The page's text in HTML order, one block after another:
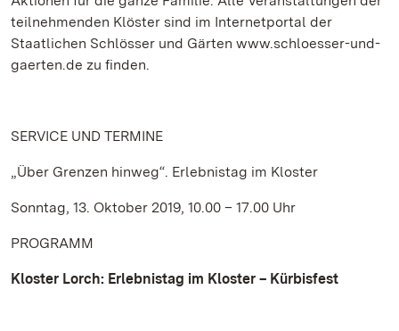
teilnehmenden Klöster sind im Internetportal der
Staatlichen Schlösser und Gärten www.schloesser-und-
gaerten.de zu finden.
SERVICE UND TERMINE
„Über Grenzen hinweg“. Erlebnistag im Kloster
Sonntag, 13. Oktober 2019, 10.00 – 17.00 Uhr
PROGRAMM
Kloster Lorch: Erlebnistag im Kloster – Kürbisfest